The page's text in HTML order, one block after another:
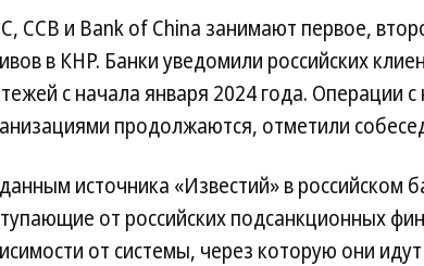
CCB и Bank of China занимают первое,
в КНР. Банки уведомили российских
с начала января 2024 года. Операции
продолжаются, отметили
источника «Известий» в российском
от российских подсанкционных
от системы, через которую они